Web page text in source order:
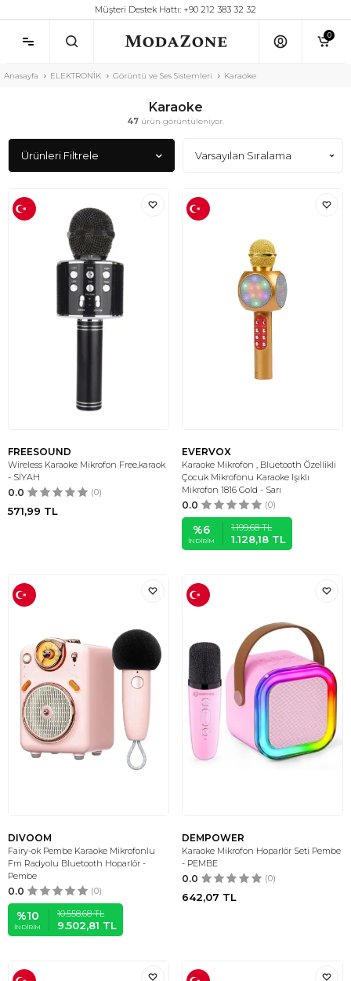
Müşteri Destek Hattı: +90 212 383 32 32
0
Anasayfa ELEKTRONİK Görüntü ve Ses Sistemleri Karaoke
Karaoke
47 ürün görüntüleniyor.
Ürünleri Filtrele
FREESOUND
Wireless Karaoke Mikrofon Free.karaok
- SİYAH
0.0 (0)
571,99 TL
EVERVOX
Karaoke Mikrofon , Bluetooth Özellikli
Çocuk Mikrofonu Karaoke Işıklı
Mikrofon 1816 Gold - Sarı
0.0 (0)
%6
İNDIRIM
1.199,68TL
1.128,18 TL
DIVOOM
Fairy-ok Pembe Karaoke Mikrofonlu
Fm Radyolu Bluetooth Hoparlör -
Pembe
0.0 (0)
%10
İNDIRIM
10.558,68TL
9.502,81 TL
DEMPOWER
Karaoke Mikrofon Hoparlör Seti Pembe
- PEMBE
0.0 (0)
642,07 TL